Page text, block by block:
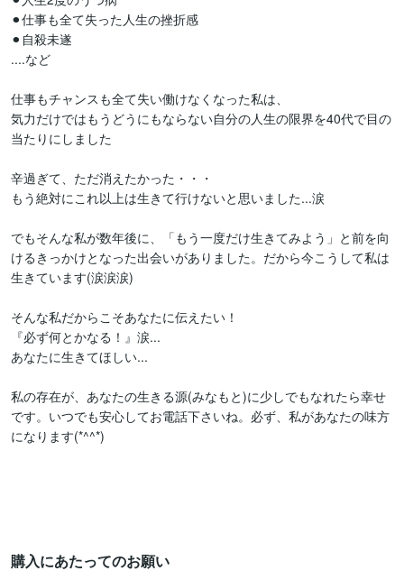
⚫︎仕事も全て失った人生の挫折感
⚫︎自殺未遂
....など
仕事もチャンスも全て失い働けなくなった私は、
気力だけではもうどうにもならない自分の人生の限界を40代で目の
当たりにしました
辛過ぎて、ただ消えたかった・・・
もう絶対にこれ以上は生きて行けないと思いました...涙
でもそんな私が数年後に、「もう一度だけ生きてみよう」と前を向
けるきっかけとなった出会いがありました。だから今こうして私は
生きています(涙涙涙)
そんな私だからこそあなたに伝えたい！
『必ず何とかなる！』涙...
あなたに生きてほしい...
私の存在が、あなたの生きる源(みなもと)に少しでもなれたら幸せ
です。いつでも安心してお電話下さいね。必ず、私があなたの味方
になります(*^^*)
購入にあたってのお願い